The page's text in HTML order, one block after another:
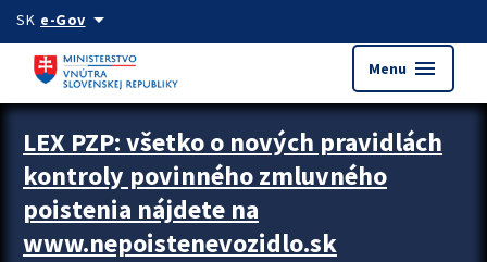
Preskocit na hlavný obsah
SK e-Govarrow_drop_down
Menu menu
Zastavit automatický posun upútavok
LEX PZP: všetko o nových pravidlách
kontroly povinného zmluvného
poistenia nájdete na
www.nepoistenevozidlo.sk